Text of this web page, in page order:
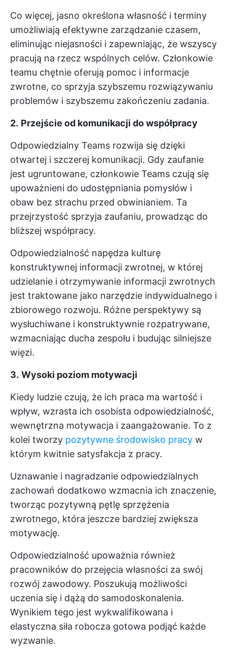
Co więcej, jasno określona własność i terminy
umożliwiają efektywne zarządzanie czasem,
eliminując niejasności i zapewniając, że wszyscy
pracują na rzecz wspólnych celów. Członkowie
teamu chętnie oferują pomoc i informacje
zwrotne, co sprzyja szybszemu rozwiązywaniu
problemów i szybszemu zakończeniu zadania.
2. Przejście od komunikacji do współpracy
Odpowiedzialny Teams rozwija się dzięki
otwartej i szczerej komunikacji. Gdy zaufanie
jest ugruntowane, członkowie Teams czują się
upoważnieni do udostępniania pomysłów i
obaw bez strachu przed obwinianiem. Ta
przejrzystość sprzyja zaufaniu, prowadząc do
bliższej współpracy.
Odpowiedzialność napędza kulturę
konstruktywnej informacji zwrotnej, w której
udzielanie i otrzymywanie informacji zwrotnych
jest traktowane jako narzędzie indywidualnego i
zbiorowego rozwoju. Różne perspektywy są
wysłuchiwane i konstruktywnie rozpatrywane,
wzmacniając ducha zespołu i budując silniejsze
więzi.
3. Wysoki poziom motywacji
Kiedy ludzie czują, że ich praca ma wartość i
wpływ, wzrasta ich osobista odpowiedzialność,
wewnętrzna motywacja i zaangażowanie. To z
kolei tworzy pozytywne środowisko pracy w
którym kwitnie satysfakcja z pracy.
Uznawanie i nagradzanie odpowiedzialnych
zachowań dodatkowo wzmacnia ich znaczenie,
tworząc pozytywną pętlę sprzężenia
zwrotnego, która jeszcze bardziej zwiększa
motywację.
Odpowiedzialność upoważnia również
pracowników do przejęcia własności za swój
rozwój zawodowy. Poszukują możliwości
uczenia się i dążą do samodoskonalenia.
Wynikiem tego jest wykwalifikowana i
elastyczna siła robocza gotowa podjąć każde
wyzwanie.